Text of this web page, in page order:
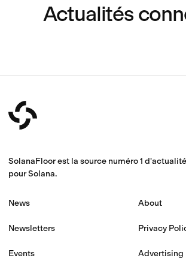
Actualités
SolanaFloor est la source numéro 1
pour Solana.
News
Newsletters
Events
About
Privacy
Advertising